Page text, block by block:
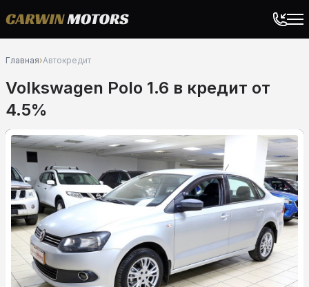
Главная›Автокредит
Volkswagen Polo 1.6 в кредит от
4.5%